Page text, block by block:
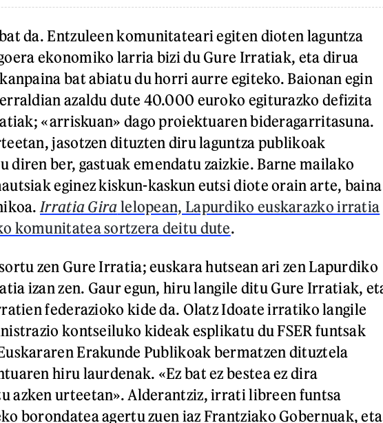
da. Entzuleen komunitateari egiten dioten laguntza
ekonomiko larria bizi du Gure Irratiak, eta dirua
bat abiatu du horri aurre egiteko. Baionan egin
azaldu dute 40.000 euroko egiturazko defizita
«arriskuan» dago proiektuaren bideragarritasuna.
jasotzen dituzten diru laguntza publikoak
diren ber, gastuak emendatu zaizkie. Barne mailako
eginez kiskun-kaskun eutsi diote orain arte, baina
Irratia Gira lelopean, Lapurdiko euskarazko irratia
komunitatea sortzera deitu dute.
zen Gure Irratia; euskara hutsean ari zen Lapurdiko
izan zen. Gaur egun, hiru langile ditu Gure Irratiak,
federazioko kide da. Olatz Idoate irratiko langile
kontseiluko kideak esplikatu du FSER funtsak
Erakunde Publikoak bermatzen dituztela
hiru laurdenak. «Ez bat ez bestea ez dira
azken urteetan». Alderantziz, irrati libreen funtsa
borondatea agertu zuen iaz Frantziako Gobernuak, eta